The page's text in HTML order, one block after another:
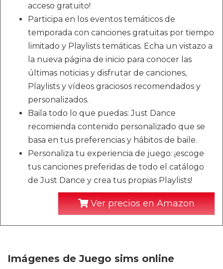
acceso gratuito!
Participa en los eventos temáticos de
temporada con canciones gratuitas por tiempo
limitado y Playlists temáticas. Echa un vistazo a
la nueva página de inicio para conocer las
últimas noticias y disfrutar de canciones,
Playlists y vídeos graciosos recomendados y
personalizados.
Baila todo lo que puedas: Just Dance
recomienda contenido personalizado que se
basa en tus preferencias y hábitos de baile.
Personaliza tu experiencia de juego: ¡escoge
tus canciones preferidas de todo el catálogo
de Just Dance y crea tus propias Playlists!
Ver precios en Amazon
Imágenes de Juego sims online